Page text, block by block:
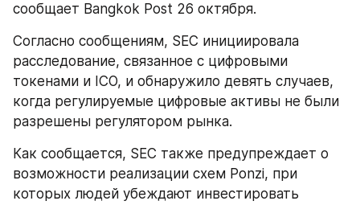
сообщает Bangkok Post 26 октября.
Согласно сообщениям, SEC инициировала
расследование, связанное с цифровыми
токенами и ICO, и обнаружило девять случаев,
когда регулируемые цифровые активы не были
разрешены регулятором рынка.
Как сообщается, SEC также предупреждает о
возможности реализации схем Ponzi, при
которых людей убеждают инвестировать